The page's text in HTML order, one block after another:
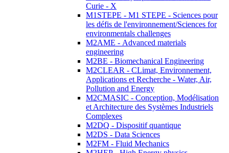
Curie - X
M1STEPE - M1 STEPE - Sciences pour
les défis de l'environnement/Sciences for
environmentals challenges
M2AME - Advanced materials
engineering
M2BE - Biomechanical Engineering
M2CLEAR - CLimat, Environnement,
Applications et Recherche - Water, Air,
Pollution and Energy
M2CMASIC - Conception, Modélisation
et Architecture des Systèmes Industriels
Complexes
M2DQ - Dispositif quantique
M2DS - Data Sciences
M2FM - Fluid Mechanics